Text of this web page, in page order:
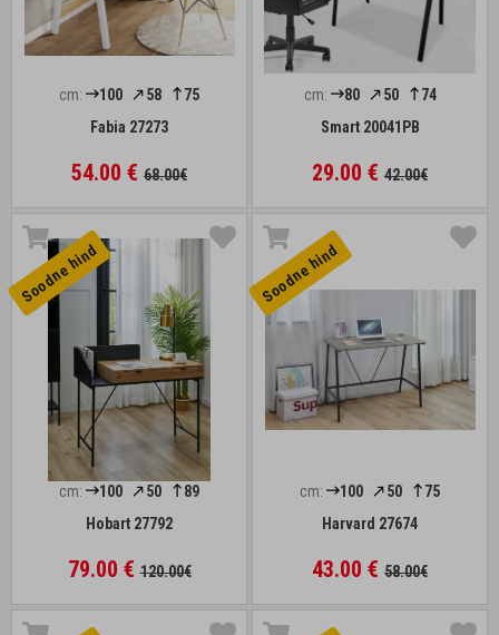
cm: 100 58
75
Fabia 27273
54.00 € 68.00€
cm: 80 50
74
Smart 20041PB
29.00 € 42.00€
Soodne hind
cm: 100 50
89
Hobart 27792
79.00 €120.00€
Soodne hind
cm: 100 50
75
Harvard 27674
43.00 € 58.00€